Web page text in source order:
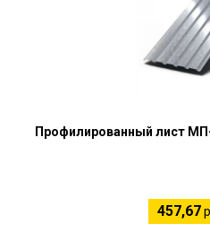
Профилированный лист
457,67